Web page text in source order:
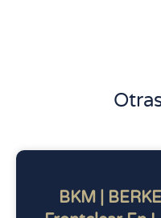
BKM |